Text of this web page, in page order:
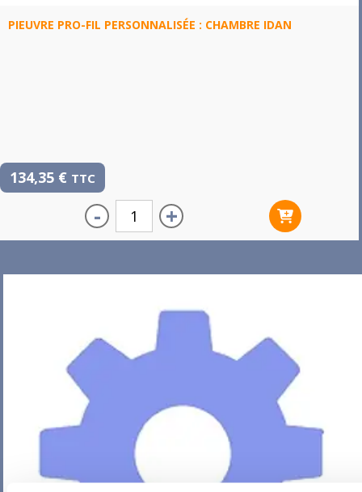
PIEUVRE PRO-FIL PERSONNALISÉE : CHAMBRE IDAN
134,35 € TTC
- +